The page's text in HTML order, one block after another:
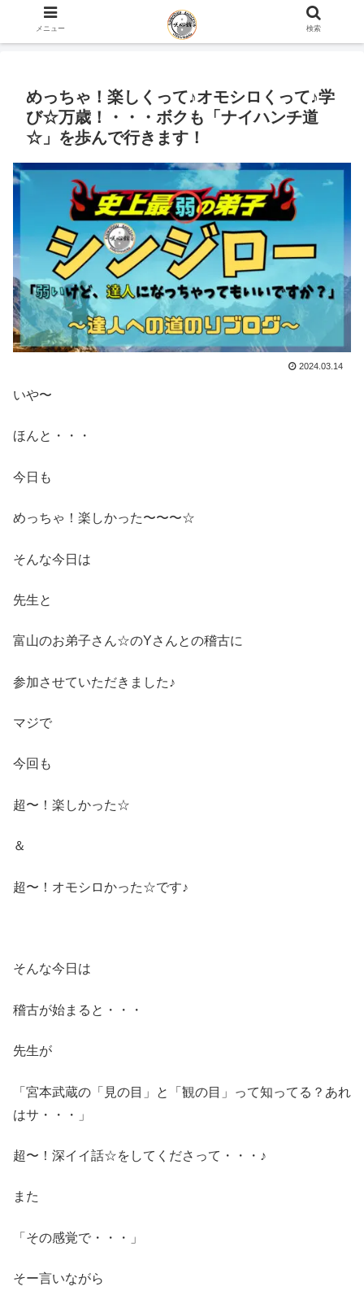
ホーム 史上最弱の弟子のブログ 咲心館について
めっちゃ！楽しくって♪オモシロくって♪学
び☆万歳！・・・ボクも「ナイハンチ道
☆」を歩んで行きます！
2024.03.14
いや〜
ほんと・・・
今日も
めっちゃ！楽しかった〜〜〜☆
そんな今日は
先生と
富山のお弟子さん☆のYさんとの稽古に
参加させていただきました♪
マジで
今回も
超〜！楽しかった☆
＆
超〜！オモシロかった☆です♪
そんな今日は
稽古が始まると・・・
先生が
「宮本武蔵の「見の目」と「観の目」って知ってる？あれ
はサ・・・」
超〜！深イイ話☆をしてくださって・・・♪
また
「その感覚で・・・」
そー言いながら
メニュー 検索